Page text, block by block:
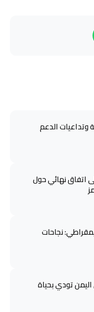
وتداعيات الدعم
اتفاق نهائي حول
نجاحات
تودي بحياة